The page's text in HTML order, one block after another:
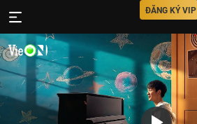
ĐĂNG KÝ VIP